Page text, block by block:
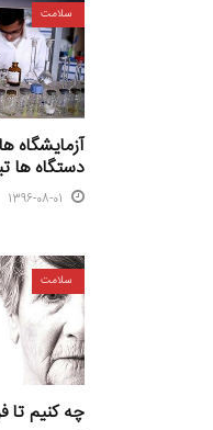
سلامت
آزمایشگاه
دستگاه ها
1396-08-01
سلامت
چه کنیم تا